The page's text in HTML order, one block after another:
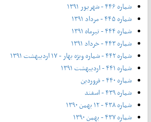
شماره ۴۴۶ - شهریور ۱۳۹۱
شماره ۴۴۵ - مرداد ۱۳۹۱
شماره ۴۴۴ - تیر‌ماه ۱۳۹۱
شماره ۴۴۳ - خرداد ۱۳۹۱
شماره ۴۴۲ - شماره ویژه بهار - ۱۷ اردیبهشت ۱۳۹۱
شماره ۴۴۱ - اردیبهشت ۱۳۹۱
شماره ۴۴۰ - فروردین
شماره ۴۳۹ - اسفند
شماره ۴۳۸ - ۱۲ بهمن ۱۳۹۰
شماره ۴۳۷ - بهمن ۱۳۹۰